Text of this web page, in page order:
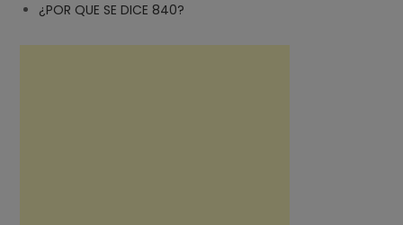
¿POR QUE SE DICE 840?